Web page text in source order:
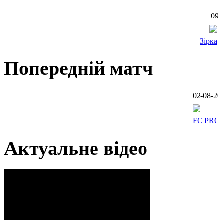
Зірка
Попередній матч
02-08-
FC
Актуальне відео